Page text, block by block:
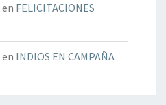
en FELICITACIONES
en INDIOS EN CAMPAÑA